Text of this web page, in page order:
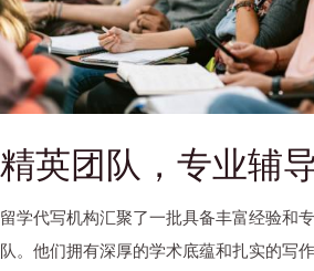
精英团队，专业辅
留学代写机构汇聚了一批具备丰富经验和
队。他们拥有深厚的学术底蕴和扎实的写